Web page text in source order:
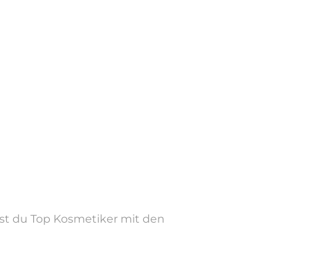
für ätherische Öle von dōTERRA. Durch meine
Lyme-Arthritis 2023 – kraftvolle
du persönliche Beratungen – online oder vor Ort
freue mich darauf, dich kennenzulernen und dich
du Top Kosmetiker mit den